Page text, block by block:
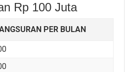
Rp 100 Juta
PER BULAN